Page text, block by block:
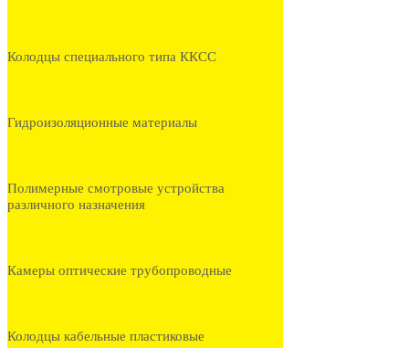
Колодцы специального типа ККСС
Гидроизоляционные материалы
Полимерные смотровые устройства
различного назначения
Камеры оптические трубопроводные
Колодцы кабельные пластиковые